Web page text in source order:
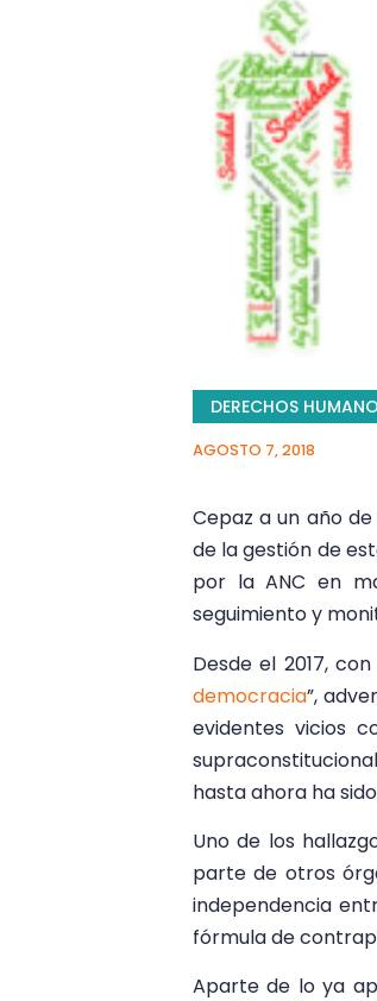
DERECHOS
AGOSTO 7, 2018
Cepaz a un año
de la gestión de
por la ANC en
seguimiento y
Desde el 2017,
democracia”,
evidentes vicios
hasta ahora ha
Uno de los
parte de otros
independencia
fórmula de
Aparte de lo ya